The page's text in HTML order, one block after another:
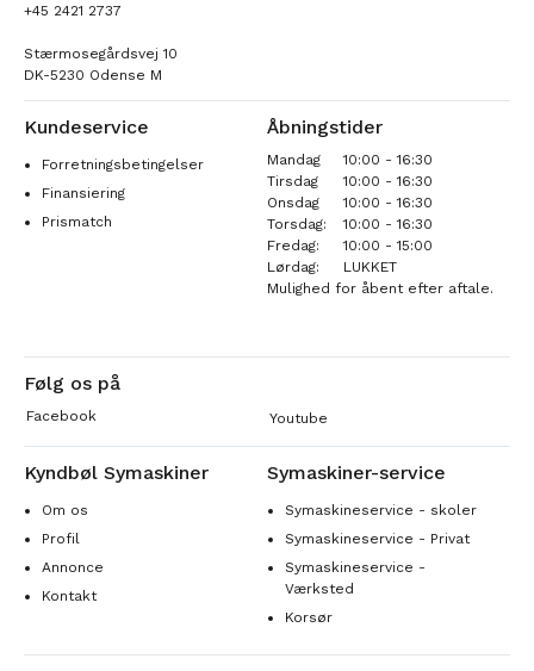
+45 2421 2737
Stærmosegårdsvej 10
DK-5230 Odense M
Kundeservice
Forretningsbetingelser
Finansiering
Prismatch
Åbningstider
Mandag
10:00 - 16:30
Tirsdag
10:00 - 16:30
Onsdag
10:00 - 16:30
Torsdag:
10:00 - 16:30
Fredag:
10:00 - 15:00
Lørdag:
LUKKET
Mulighed for åbent efter aftale.
Følg os på
Facebook Youtube
Kyndbøl Symaskiner
Om os
Profil
Annonce
Kontakt
Symaskiner-service
Symaskineservice - skoler
Symaskineservice - Privat
Symaskineservice -
Værksted
Korsør